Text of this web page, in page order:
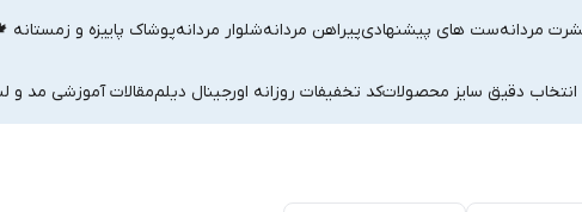
مردانهست های پیشنهادیپیراهن مردانهشلوار مردانهپوشاک پاییزه و زمستانه
انتخاب دقیق سایز محصولاتکد تخفیفات روزانه اورجینال دیلممقالات آموزشی مد و